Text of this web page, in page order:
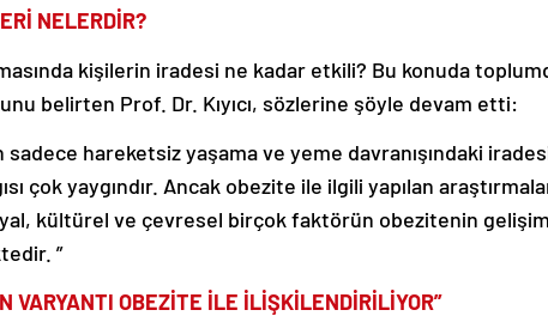
NELERDİR?
kişilerin iradesi ne kadar etkili? Bu konuda
belirten Prof. Dr. Kıyıcı, sözlerine şöyle devam etti:
hareketsiz yaşama ve yeme davranışındaki
çok yaygındır. Ancak obezite ile ilgili yapılan
kültürel ve çevresel birçok faktörün obezitenin
”
VARYANTI OBEZİTE İLE İLİŞKİLENDİRİLİYOR”